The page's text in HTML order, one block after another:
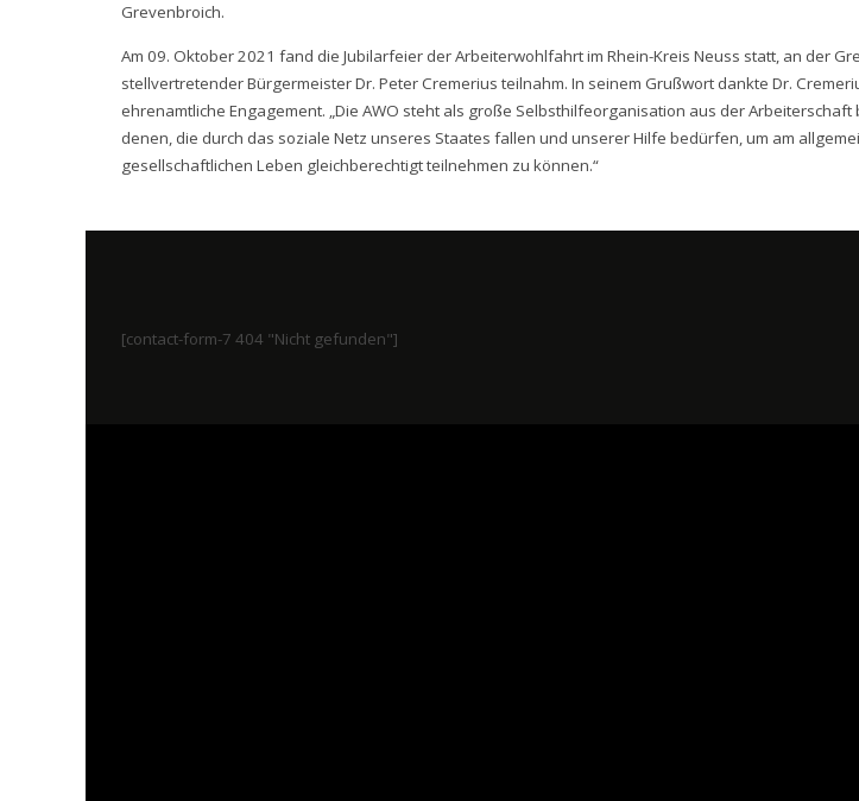
Grevenbroich.
Am 09. Oktober 2021 fand die Jubilarfeier der Arbeiterwohlfahrt im Rhein-Kreis Neuss statt, an der
stellvertretender Bürgermeister Dr. Peter Cremerius teilnahm. In seinem Grußwort dankte Dr.
ehrenamtliche Engagement. „Die AWO steht als große Selbsthilfeorganisation aus der
denen, die durch das soziale Netz unseres Staates fallen und unserer Hilfe bedürfen, um am
gesellschaftlichen Leben gleichberechtigt teilnehmen zu können.“
[contact-form-7 404 "Nicht gefunden"]